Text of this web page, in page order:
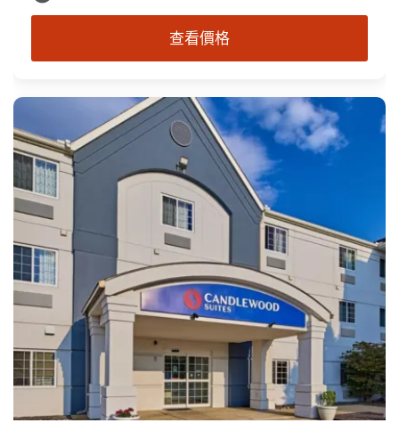
查看價格